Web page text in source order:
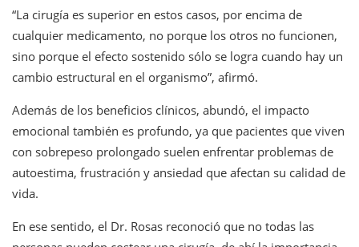
“La cirugía es superior en estos casos, por encima de
cualquier medicamento, no porque los otros no funcionen,
sino porque el efecto sostenido sólo se logra cuando hay un
cambio estructural en el organismo”, afirmó.
Además de los beneficios clínicos, abundó, el impacto
emocional también es profundo, ya que pacientes que viven
con sobrepeso prolongado suelen enfrentar problemas de
autoestima, frustración y ansiedad que afectan su calidad de
vida.
En ese sentido, el Dr. Rosas reconoció que no todas las